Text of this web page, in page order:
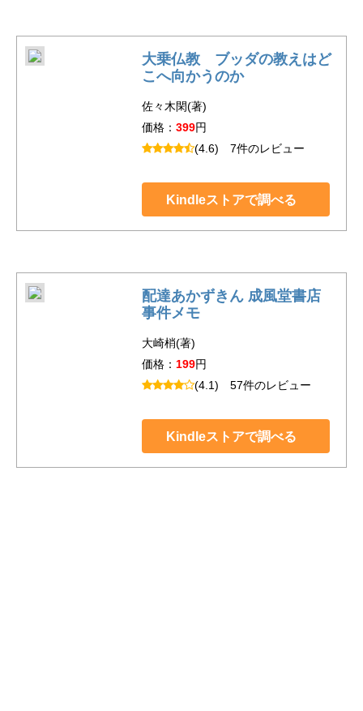
大乗仏教 ブッダの教えはど
こへ向かうのか
佐々木閑(著)
価格： 399円
(4.6) 7件のレビュー
Kindleストアで調べる
配達あかずきん 成風堂書店
事件メモ
大崎梢(著)
価格： 199円
(4.1) 57件のレビュー
Kindleストアで調べる